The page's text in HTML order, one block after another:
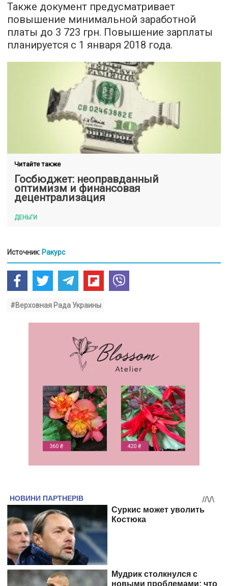
Также документ предусматривает
повышение минимальной заработной
платы до 3 723 грн. Повышение зарплаты
планируется с 1 января 2018 года.
Читайте также
Госбюджет: неоправданный
оптимизм и финансовая
децентрализация
ДЕНЬГИ
Источник: Ракурс
#Верховная Рада Украины